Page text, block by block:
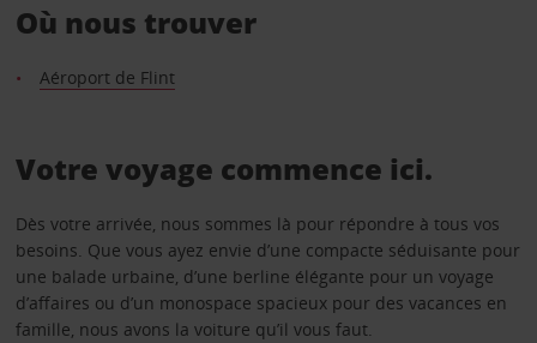
Où nous trouver
Aéroport de Flint
Votre voyage commence ici.
Dès votre arrivée, nous sommes là pour répondre à tous vos
besoins. Que vous ayez envie d’une compacte séduisante pour
une balade urbaine, d’une berline élégante pour un voyage
d’affaires ou d’un monospace spacieux pour des vacances en
famille, nous avons la voiture qu’il vous faut.